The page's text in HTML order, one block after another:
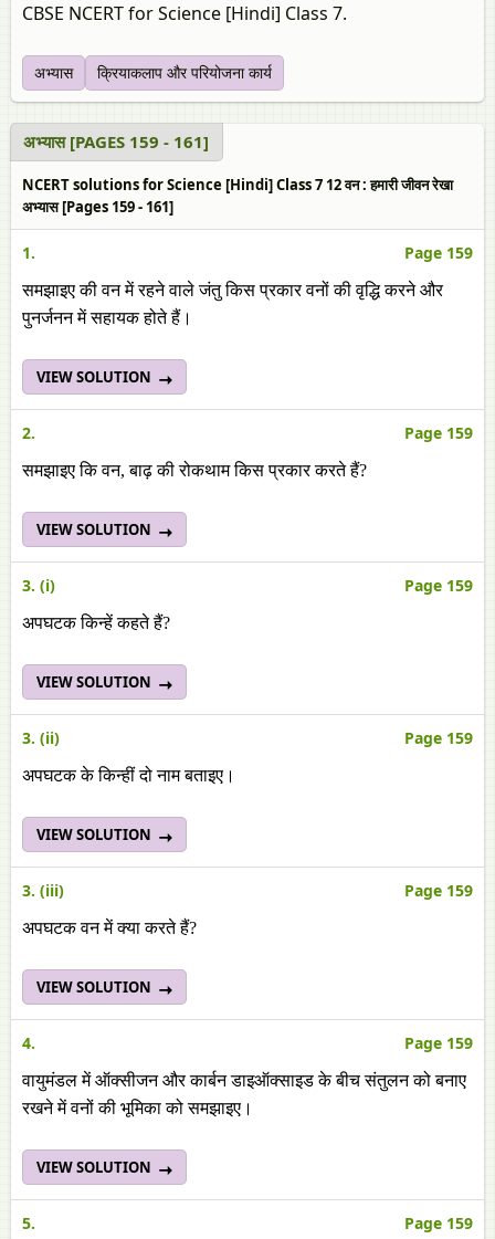
CBSE NCERT for Science [Hindi] Class 7.
अभ्यास क्रियाकलाप और परियोजना कार्य
अभ्यास [PAGES 159 - 161]
NCERT solutions for Science [Hindi] Class 7 12 वन : हमारी जीवन रेखा
अभ्यास [Pages 159 - 161]
1. Page 159
समझाइए की वन में रहने वाले जंतु किस प्रकार वनों की वृद्धि करने और
पुनर्जनन में सहायक होते हैं।
VIEW SOLUTION
2. Page 159
समझाइए कि वन, बाढ़ की रोकथाम किस प्रकार करते हैं?
VIEW SOLUTION
3. (i) Page 159
अपघटक किन्हें कहते हैं?
VIEW SOLUTION
3. (ii) Page 159
अपघटक के किन्हीं दो नाम बताइए।
VIEW SOLUTION
3. (iii) Page 159
अपघटक वन में क्या करते हैं?
VIEW SOLUTION
4. Page 159
वायुमंडल में ऑक्सीजन और कार्बन डाइऑक्साइड के बीच संतुलन को बनाए
रखने में वनों की भूमिका को समझाइए।
VIEW SOLUTION
5. Page 159